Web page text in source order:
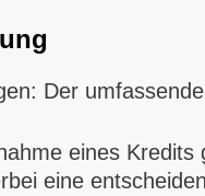
Der
eines
eine